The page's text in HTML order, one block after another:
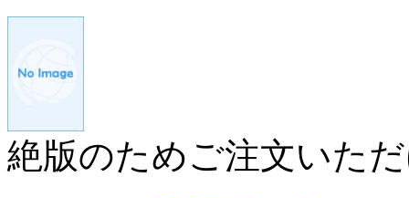
絶版のためご注文いた